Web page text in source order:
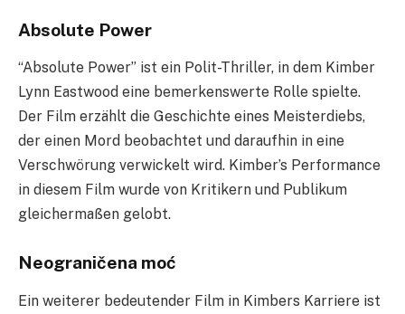
Absolute Power
“Absolute Power” ist ein Polit-Thriller, in dem Kimber
Lynn Eastwood eine bemerkenswerte Rolle spielte.
Der Film erzählt die Geschichte eines Meisterdiebs,
der einen Mord beobachtet und daraufhin in eine
Verschwörung verwickelt wird. Kimber’s Performance
in diesem Film wurde von Kritikern und Publikum
gleichermaßen gelobt.
Neograničena moć
Ein weiterer bedeutender Film in Kimbers Karriere ist